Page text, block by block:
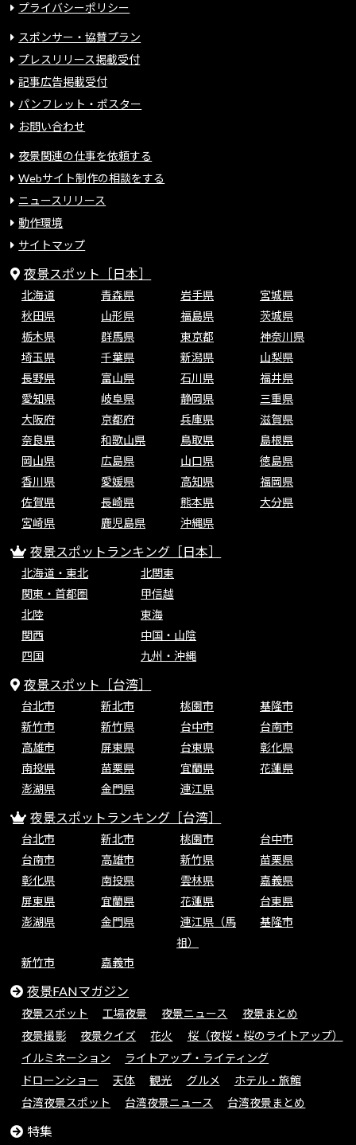
プライバシーポリシー
スポンサー・協賛プラン
プレスリリース掲載受付
記事広告掲載受付
パンフレット・ポスター
お問い合わせ
夜景関連の仕事を依頼する
Webサイト制作の相談をする
ニュースリリース
動作環境
サイトマップ
夜景スポット［日本］
北海道 青森県 岩手県
宮城県
秋田県
山形県 福島県
茨城県
栃木県
群馬県 東京都
神奈川県
埼玉県
千葉県 新潟県
山梨県
長野県
富山県 石川県
福井県
愛知県
岐阜県 静岡県
三重県
大阪府
京都府 兵庫県
滋賀県
奈良県
和歌山県 鳥取県
島根県
岡山県
広島県 山口県
徳島県
香川県
愛媛県 高知県
福岡県
佐賀県
長崎県 熊本県
大分県
宮崎県
鹿児島県 沖縄県
夜景スポットランキング［日本］
北海道・東北
北関東
関東・首都圏
甲信越
北陸
東海
関西
中国・山陰
四国
九州・沖縄
夜景スポット［台湾］
台北市 新北市 桃園市
基隆市
新竹市
新竹県 台中市
台南市
高雄市
屏東県 台東県
彰化県
南投県
苗栗県 宜蘭県
花蓮県
澎湖県
金門県 連江県
夜景スポットランキング［台湾］
台北市 新北市 桃園市
台中市
台南市
高雄市 新竹県
苗栗県
彰化県
南投県 雲林県
嘉義県
屏東県
宜蘭県 花蓮県
台東県
澎湖県
金門県
連江県（馬
祖）
基隆市
新竹市 嘉義市
夜景FANマガジン
夜景スポット 工場夜景 夜景ニュース
夜景まとめ
夜景撮影
夜景クイズ 花火
桜（夜桜・桜のライトアップ）
イルミネーション
ライトアップ・ライティング
ドローンショー
天体 観光 グルメ
ホテル・旅館
台湾夜景スポット
台湾夜景ニュース 台湾夜景まとめ
特集